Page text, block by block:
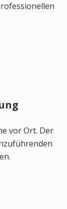
vor Ort. Der